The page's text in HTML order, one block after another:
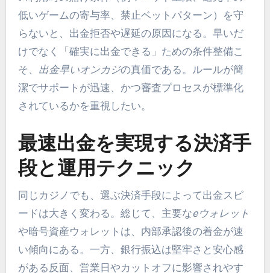
低いゲームの寄与率、禁止ベットパターン）を守
らないと、出金拒否や遅延の原因になる。早いだ
けでなく「確実に出金できる」ための条件整備こ
そ、 出金早いオンカジの真価である。ルールが簡
潔でサポートが迅速、かつ審査プロセスが標準化
されているかを重視したい。
最速出金を実現する決済手
段と運用テクニック
同じカジノでも、選ぶ決済手段によって出金スピ
ードは大きく変わる。総じて、主要なeウォレット
や暗号資産ウォレットは、内部承認後の着金が速
い傾向にある。一方、銀行振込は堅牢さと安心感
がある反面、営業日やカットオフに影響されやす